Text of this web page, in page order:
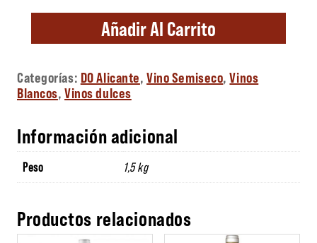
Añadir Al Carrito
Categorías: DO Alicante,Vino Semiseco,Vinos
Blancos,Vinos dulces
Información adicional
Peso 1,5 kg
Productos relacionados